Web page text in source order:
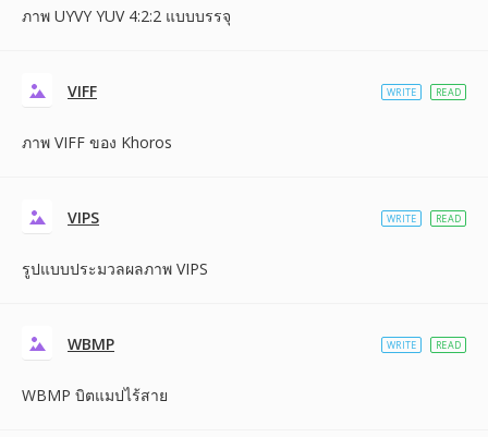
ภาพ UYVY YUV 4:2:2 แบบบรรจุ
VIFF
ภาพ VIFF ของ Khoros
WRITE READ
VIPS
รูปแบบประมวลผลภาพ VIPS
WRITE READ
WBMP
WBMP บิตแมปไร้สาย
WRITE READ